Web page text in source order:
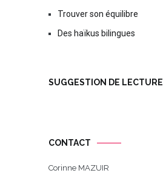
Trouver son équilibre
Des haïkus bilingues
SUGGESTION DE LECTURE
CONTACT
Corinne MAZUIR